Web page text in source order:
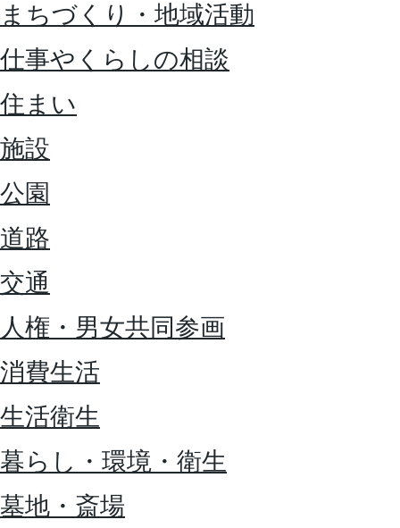
まちづくり・地域活動
仕事やくらしの相談
住まい
施設
公園
道路
交通
人権・男女共同参画
消費生活
生活衛生
暮らし・環境・衛生
墓地・斎場